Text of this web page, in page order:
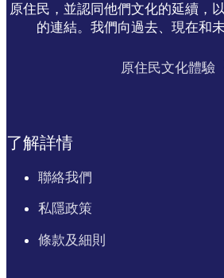
原住民，並認同他們文化的延續，
的連結。我們向過去、現在和
原住民文化體驗
了解詳情
聯絡我們
私隱政策
條款及細則